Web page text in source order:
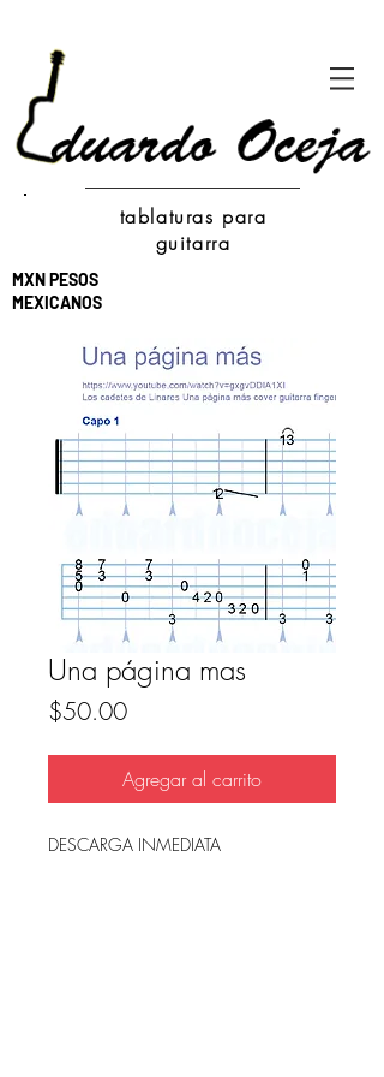
tablaturas para
guitarra
MXN PESOS
MEXICANOS
Una página mas
$50.00Precio
Agregar al carrito
DESCARGA INMEDIATA